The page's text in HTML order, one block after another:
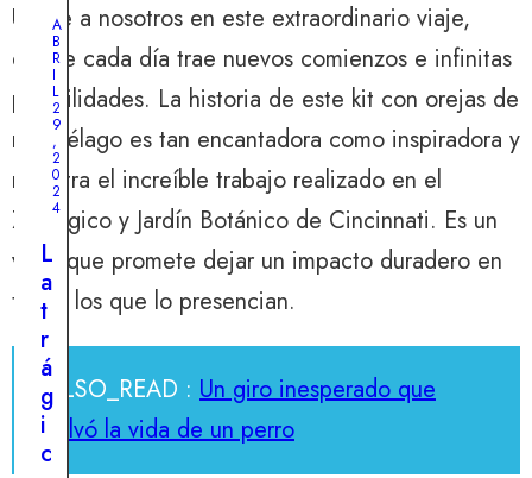
Únase a nosotros en este extraordinario viaje,
donde cada día trae nuevos comienzos e infinitas
posibilidades. La historia de este kit con orejas de
murciélago es tan encantadora como inspiradora y
muestra el increíble trabajo realizado en el
Zoológico y Jardín Botánico de Cincinnati. Es un
viaje que promete dejar un impacto duradero en
todos los que lo presencian.
ALSO_READ : Un giro inesperado que
salvó la vida de un perro
A
B
R
I
L
2
9
,
2
0
2
4
L
a
t
r
á
g
i
c